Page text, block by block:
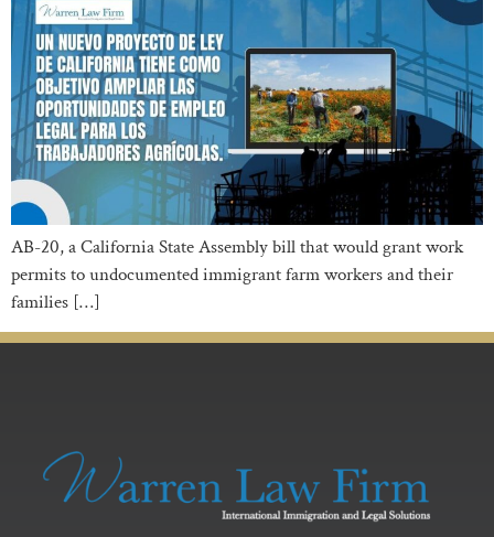
AB-20, a California State Assembly bill that would grant work
permits to undocumented immigrant farm workers and their
families […]